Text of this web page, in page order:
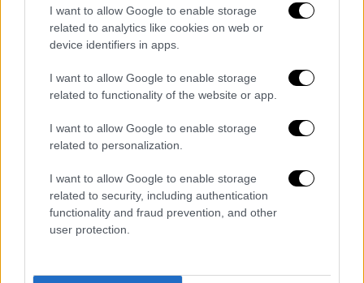
I want to allow Google to enable storage
related to analytics like cookies on web or
device identifiers in apps.
I want to allow Google to enable storage
related to functionality of the website or app.
I want to allow Google to enable storage
related to personalization.
I want to allow Google to enable storage
related to security, including authentication
functionality and fraud prevention, and other
user protection.
Justin Baldoni's $400 Million
Countersuit Against Blake Lively and
Ryan Reynolds Dismissed by Judge
https://t.co/hwcPIIzv45
Ωστόσο, το δικαστήριο άφησε περιθώριο
να επαναδιατυπώσει
ορισμένες κατηγορίες – συγκεκριμένα για
αθέτηση έμμεσης συμβατικής υποχρέωσης
και δολιοφθορά συμβολαίου